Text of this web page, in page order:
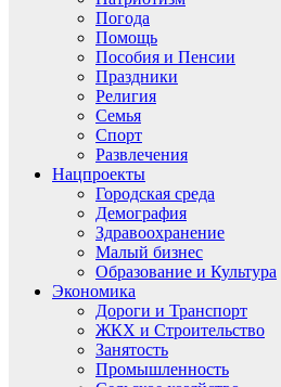
Погода
Помощь
Пособия и Пенсии
Праздники
Религия
Семья
Спорт
Развлечения
Нацпроекты
Городская среда
Демография
Здравоохранение
Малый бизнес
Образование и Культура
Экономика
Дороги и Транспорт
ЖКХ и Строительство
Занятость
Промышленность